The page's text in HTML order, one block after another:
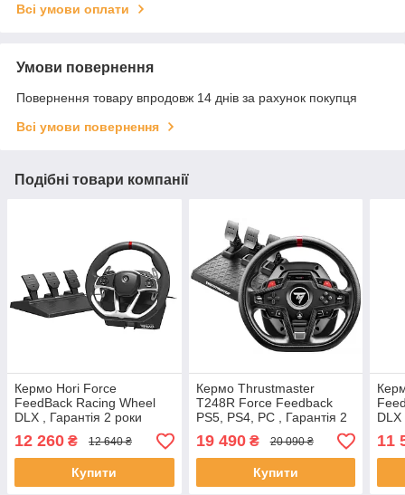
Всі умови оплати
Умови повернення
Повернення товару впродовж 14 днів за рахунок покупця
Всі умови повернення
Подібні товари компанії
Кермо Hori Force
FeedBack Racing Wheel
DLX , Гарантія 2 роки
12 260 ₴ 12 640 ₴
Купити
Кермо Thrustmaster
T248R Force Feedback
PS5, PS4, PC , Гарантія 2
роки
19 490₴ 20 090 ₴
Купити
DLX
11